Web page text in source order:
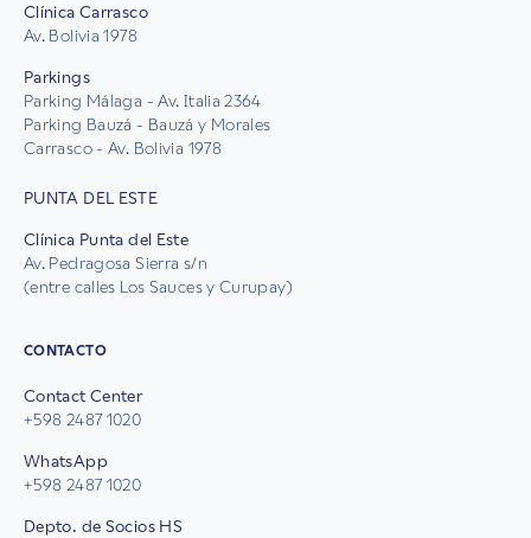
Clínica Carrasco
Av. Bolivia 1978
Parkings
Parking Málaga - Av. Italia 2364
Parking Bauzá - Bauzá y Morales
Carrasco - Av. Bolivia 1978
PUNTA DEL ESTE
Clínica Punta del Este
Av. Pedragosa Sierra s/n
(entre calles Los Sauces y Curupay)
CONTACTO
Contact Center
+598 2487 1020
WhatsApp
+598 2487 1020
Depto. de Socios HS